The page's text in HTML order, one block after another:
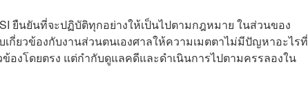
ยืนยันที่จะปฏิบัติทุกอย่างให้เป็นไปตามกฎหมาย ในส่วนของ
กี่ยวข้องกับงานส่วนตนเองศาลให้ความเมตตาไม่มีปัญหาอะไรที่
องโดยตรง แต่กำกับดูแลคดีและดำเนินการไปตามครรลองใน